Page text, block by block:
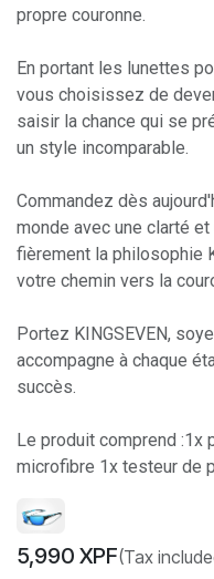
propre couronne.
En portant les lunettes
vous choisissez de
saisir la chance qui se
un style incomparable.
Commandez dès
monde avec une clarté
fièrement la philosophie
votre chemin vers la
Portez KINGSEVEN,
accompagne à chaque
succès.
Le produit comprend :1x
microfibre 1x testeur de
5,990 XPF(Tax